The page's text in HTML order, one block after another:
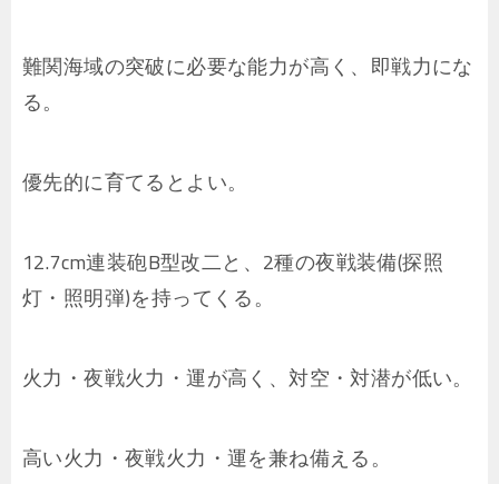
難関海域の突破に必要な能力が高く、即戦力にな
る。
優先的に育てるとよい。
12.7cm連装砲B型改二と、2種の夜戦装備(探照
灯・照明弾)を持ってくる。
火力・夜戦火力・運が高く、対空・対潜が低い。
高い火力・夜戦火力・運を兼ね備える。